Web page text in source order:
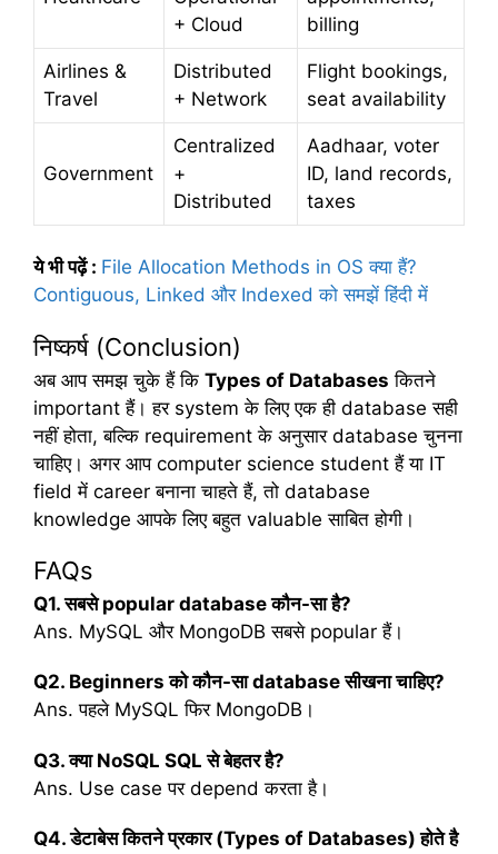
+ Cloud
billing
Airlines &
Travel
Distributed
+ Network
Flight bookings,
seat availability
Government
Centralized
+
Distributed
Aadhaar, voter
ID, land records,
taxes
ये भी पढ़ें : File Allocation Methods in OS क्या हैं?
Contiguous, Linked और Indexed को समझें हिंदी में
निष्कर्ष (Conclusion)
अब आप समझ चुके हैं कि Types of Databases कितने
important हैं। हर system के लिए एक ही database सही
नहीं होता, बल्कि requirement के अनुसार database चुनना
चाहिए। अगर आप computer science student हैं या IT
field में career बनाना चाहते हैं, तो database
knowledge आपके लिए बहुत valuable साबित होगी।
FAQs
Q1.सबसे popular databaseकौन-साहै?
Ans. MySQL और MongoDB सबसे popular हैं।
Q2. Beginnersकोकौन-सा databaseसीखनाचाहिए?
Ans. पहले MySQL फिर MongoDB।
Q3.क्या NoSQL SQLसेबेहतरहै?
Ans. Use case पर depend करता है।
Q4. डेटाबेस कितने प्रकार (Types of Databases) होते है